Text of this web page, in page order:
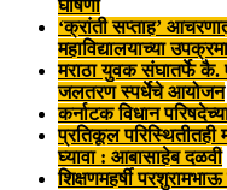
घोषणा
‘क्रांती सप्ताह’
महाविद्यालयाच्या
मराठा युवक संघातर्फे कै.
जलतरण स्पर्धेचे आयोजन
कर्नाटक विधान
प्रतिकूल परिस्थितीतही
घ्यावा : आबासाहेब दळवी
शिक्षणमहर्षी